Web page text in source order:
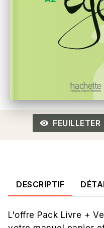
FEUILLETER
DESCRIPTIF
L'offre Pack Livre +